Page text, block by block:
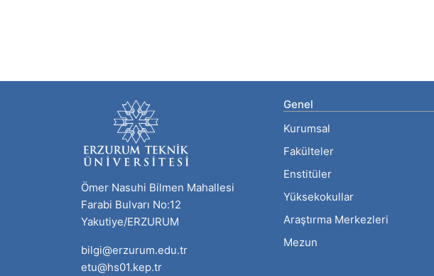
Ömer Nasuhi Bilmen Mahallesi
Farabi Bulvarı No:12
Yakutiye/ERZURUM
bilgi@erzurum.edu.tr
etu@hs01.kep.tr
Genel
Kurumsal
Fakülteler
Enstitüler
Yüksekokullar
Araştırma Merkezleri
Mezun